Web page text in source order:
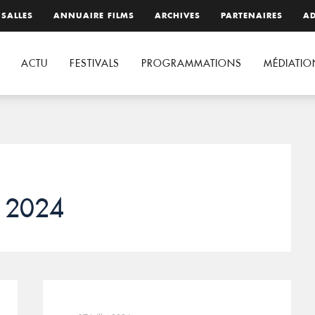
ANNUAIRE FILMS ARCHIVES PARTENAIRES
ACTU FESTIVALS PROGRAMMATIONS
2024